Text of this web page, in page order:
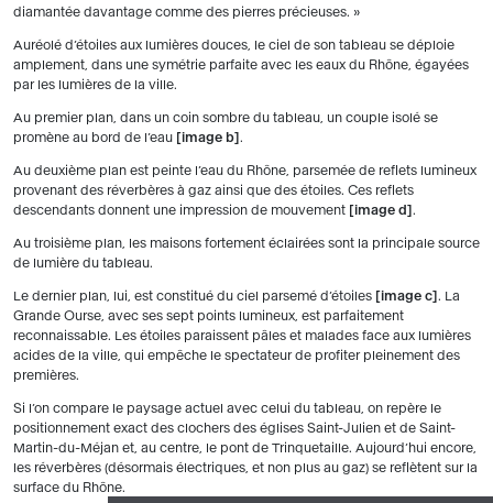
diamantée davantage comme des pierres précieuses. »
Auréolé d’étoiles aux lumières douces, le ciel de son tableau se déploie
amplement, dans une symétrie parfaite avec les eaux du Rhône, égayées
par les lumières de la ville.
Au premier plan, dans un coin sombre du tableau, un couple isolé se
promène au bord de l’eau
image b .
Au deuxième plan est peinte l’eau du Rhône, parsemée de reflets lumineux
provenant des réverbères à gaz ainsi que des étoiles. Ces reflets
descendants donnent une impression de mouvement
image d .
Au troisième plan, les maisons fortement éclairées sont la principale source
de lumière du tableau.
Le dernier plan, lui, est constitué du ciel parsemé d’étoiles image c . La
Grande Ourse, avec ses sept points lumineux, est parfaitement
reconnaissable. Les étoiles paraissent pâles et malades face aux lumières
acides de la ville, qui empêche le spectateur de profiter pleinement des
premières.
Si l’on compare le paysage actuel avec celui du tableau, on repère le
positionnement exact des clochers des églises Saint-Julien et de Saint-
Martin-du-Méjan et, au centre, le pont de Trinquetaille. Aujourd’hui encore,
les réverbères (désormais électriques, et non plus au gaz) se reflètent sur la
surface du Rhône.